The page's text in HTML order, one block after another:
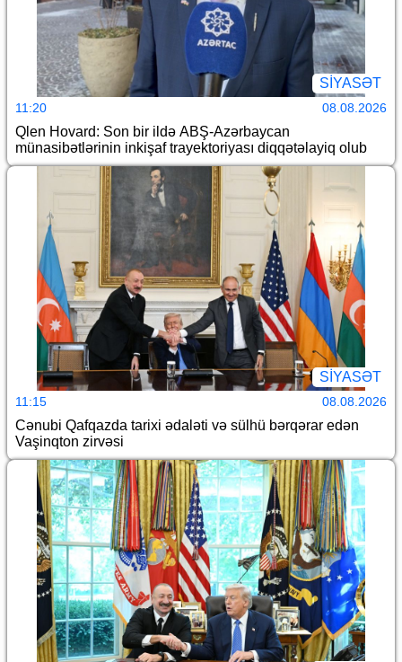
SİYASƏT
11:20 08.08.2026
Qlen Hovard: Son bir ildə ABŞ-Azərbaycan
münasibətlərinin inkişaf trayektoriyası diqqətəlayiq olub
SİYASƏT
11:15 08.08.2026
Cənubi Qafqazda tarixi ədaləti və sülhü bərqərar edən
Vaşinqton zirvəsi